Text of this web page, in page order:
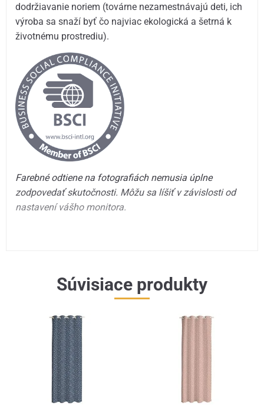
dodržiavanie noriem (továrne nezamestnávajú deti, ich
výroba sa snaží byť čo najviac ekologická a šetrná k
životnému prostrediu).
Farebné odtiene na fotografiách nemusia úplne
zodpovedať skutočnosti. Môžu sa líšiť v závislosti od
nastavení vášho monitora.
Súvisiace produkty